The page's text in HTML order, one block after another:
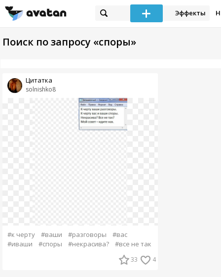
Эффекты
Поиск по запросу «споры»
solnishko8
Цитатка
#к черту #ваши #разговоры
#вас
#иваши
#споры #некрасива? #все не так
33 4